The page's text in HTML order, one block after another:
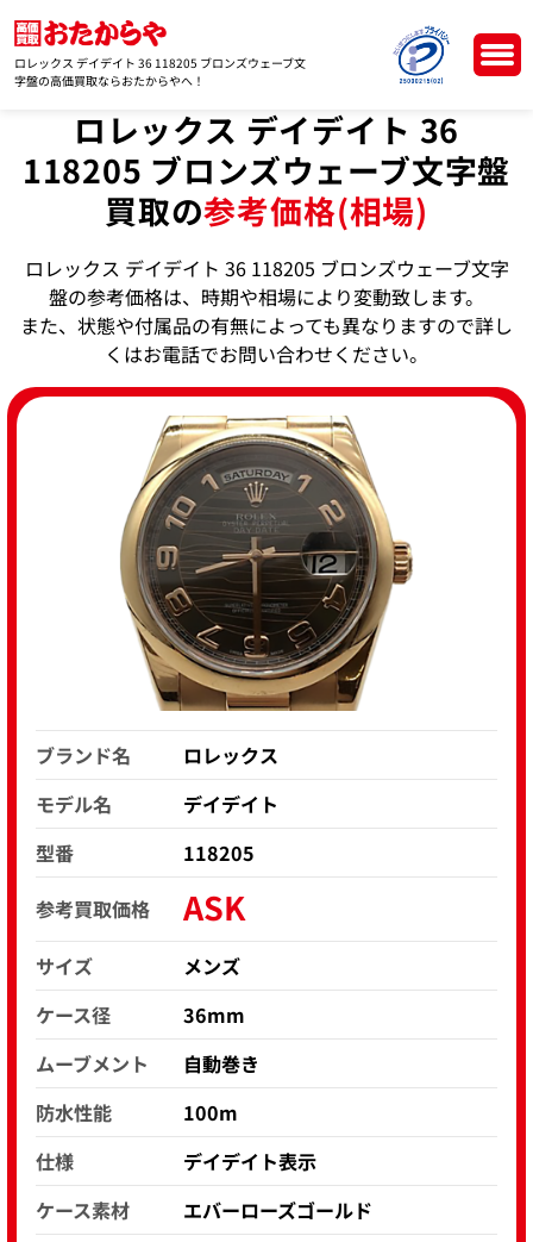
ロレックス デイデイト 36 118205 ブロンズウェーブ文
字盤の高価買取ならおたからやへ！
ロレックス デイデイト 36
118205 ブロンズウェーブ文字盤
買取の参考価格(相場)
ロレックス デイデイト 36 118205 ブロンズウェーブ文字
盤の参考価格は、時期や相場により変動致します。
また、状態や付属品の有無によっても異なりますので詳し
くはお電話でお問い合わせください。
ブランド名
ロレックス
モデル名
デイデイト
型番
118205
参考買取価格
ASK
サイズ
メンズ
ケース径
36mm
ムーブメント
自動巻き
防水性能
100m
仕様
デイデイト表示
ケース素材
エバーローズゴールド